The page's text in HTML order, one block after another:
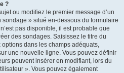
?
ou modifiez le premier message d’un
sondage » situé en-dessous du formulaire
pas disponible, il est probable que
des sondages. Saisissez le titre du
dans les champs adéquats,
une nouvelle ligne. Vous pouvez définir
peuvent insérer en modifiant, lors du
». Vous pouvez également